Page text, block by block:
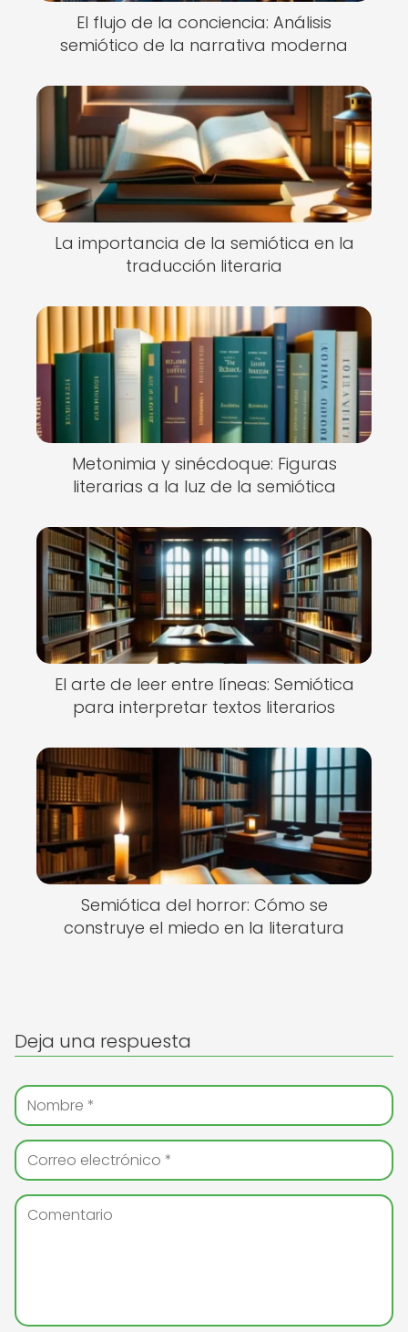
El flujo de la conciencia: Análisis
semiótico de la narrativa moderna
La importancia de la semiótica en la
traducción literaria
Metonimia y sinécdoque: Figuras
literarias a la luz de la semiótica
El arte de leer entre líneas: Semiótica
para interpretar textos literarios
Semiótica del horror: Cómo se
construye el miedo en la literatura
Deja una respuesta